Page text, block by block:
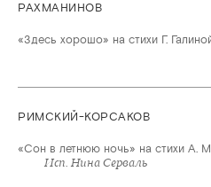
РАХМАНИНОВ
«Здесь хорошо» на стихи Г.
РИМСКИЙ-КОРСАКОВ
«Сон в летнюю ночь» на стихи А.
Исп. Нина Серваль